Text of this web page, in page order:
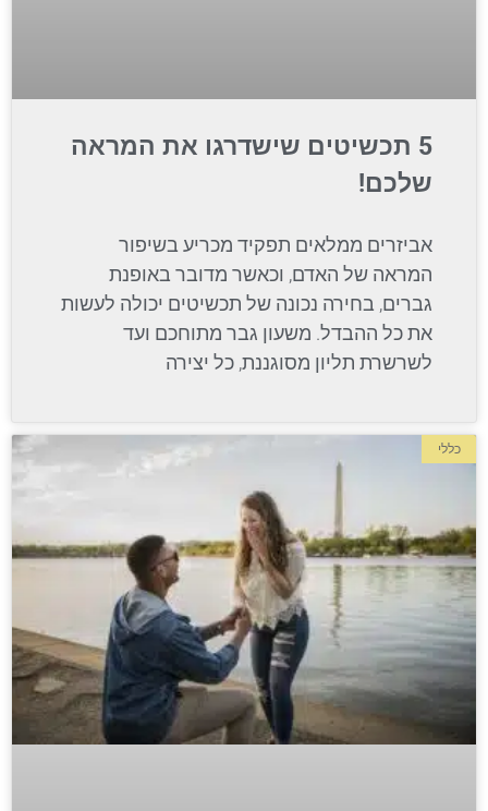
5 תכשיטים שישדרגו את המראה
שלכם!
אביזרים ממלאים תפקיד מכריע בשיפור
המראה של האדם, וכאשר מדובר באופנת
גברים, בחירה נכונה של תכשיטים יכולה לעשות
את כל ההבדל. משעון גבר מתוחכם ועד
לשרשרת תליון מסוגננת, כל יצירה
כללי